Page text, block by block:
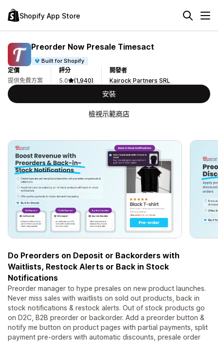
Shopify App Store
Preorder Now Presale Timesact
Built for Shopify
定價
提供免費方案
評分
5.0
(1,940)
開發者
Kairock Partners SRL
安裝
檢視示範商店
Do Preorders on Deposit or Backorders with
Waitlists, Restock Alerts or Back in Stock
Notifications
Preorder manager to hype presales on new product launches.
Never miss sales with waitlists on sold out products, back in
stock notifications & restock alerts. Out of stock products go
on D2C, B2B preorder or backorder. Add a preorder button &
notify me button on product pages with partial payments, split
payment pre-orders with automatic discounts, presale order